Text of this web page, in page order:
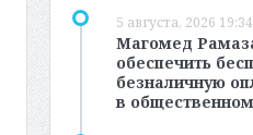
5 августа, 2026 19:34
Магомед
обеспечить
безналичную
в